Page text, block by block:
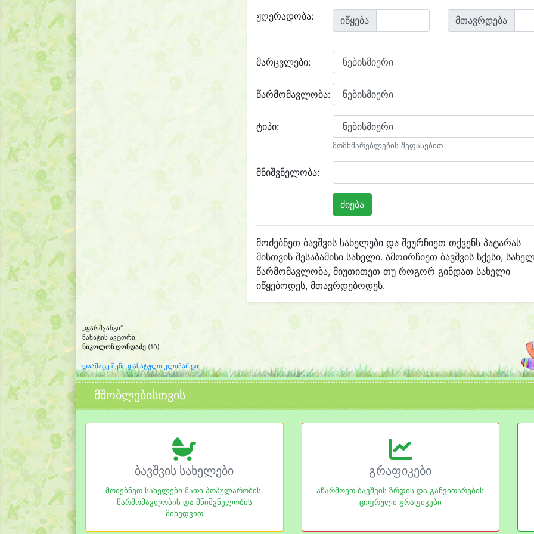
ჟღერადობა: იწყება მთავრდება
მარცვლები:
წარმომავლობა:
ტიპი:
მომხმარებლების შეფასებით
მნიშვნელობა:
მოძებნეთ ბავშვის სახელები და შეურჩიეთ თქვენს პატარას
მისთვის შესაბამისი სახელი. ამოირჩიეთ ბავშვის სქესი,
წარმომავლობა, მიუთითეთ თუ როგორ გინდათ სახელი
იწყებოდეს, მთავრდებოდეს.
„ფარშვანგი“
ნახატის ავტორი:
ნიკოლოზ ღონღაძე (10)
დაამატე შენი დახატული კლიპარტი
მშობლებისთვის
ბავშვის სახელები
მოძებნეთ სახელები მათი პოპულარობის,
წარმომავლობის და მნიშვნელობის
მიხედვით
გრაფიკები
აწარმოეთ ბავშვის ზრდის და განვითარების
ციფრული გრაფიკები